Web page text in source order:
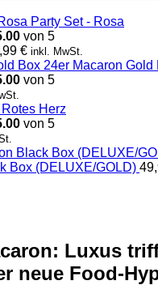
69,90 €
Party Set - Rosa
von 5
€Preisspanne:
12,49 €
bis
inkl. MwSt.
Macaron Gold
von 5
Rotes Herz
von 5
Box (DELUXE/GOLD)
Luxus
neue Food-